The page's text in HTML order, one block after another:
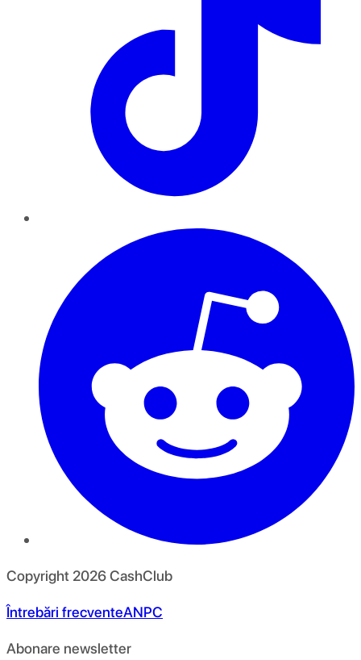
Copyright 2026CashClub
Întrebări frecventeANPC
Abonare newsletter